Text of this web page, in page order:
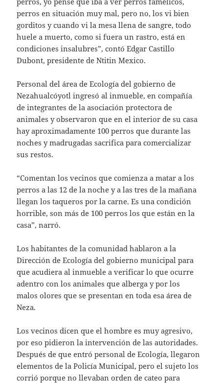
perros en situación muy mal, pero no, los vi bien
gorditos y cuando vi la mesa llena de sangre, todo
huele a muerto, como si fuera un rastro, está en
condiciones insalubres”, contó Edgar Castillo
Dubont, presidente de Ntitin Mexico.
Personal del área de Ecología del gobierno de
Nezahualcóyotl ingresó al inmueble, en compañía
de integrantes de la asociación protectora de
animales y observaron que en el interior de su casa
hay aproximadamente 100 perros que durante las
noches y madrugadas sacrifica para comercializar
sus restos.
“Comentan los vecinos que comienza a matar a los
perros a las 12 de la noche y a las tres de la mañana
llegan los taqueros por la carne. Es una condición
horrible, son más de 100 perros los que están en la
casa”, narró.
Los habitantes de la comunidad hablaron a la
Dirección de Ecología del gobierno municipal para
que acudiera al inmueble a verificar lo que ocurre
adentro con los animales que alberga y por los
malos olores que se presentan en toda esa área de
Neza.
Los vecinos dicen que el hombre es muy agresivo,
por eso pidieron la intervención de las autoridades.
Después de que entró personal de Ecología, llegaron
elementos de la Policía Municipal, pero el sujeto los
corrió porque no llevaban orden de cateo para